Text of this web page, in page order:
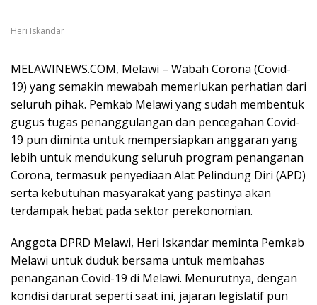
Heri Iskandar
MELAWINEWS.COM, Melawi – Wabah Corona (Covid-
19) yang semakin mewabah memerlukan perhatian dari
seluruh pihak. Pemkab Melawi yang sudah membentuk
gugus tugas penanggulangan dan pencegahan Covid-
19 pun diminta untuk mempersiapkan anggaran yang
lebih untuk mendukung seluruh program penanganan
Corona, termasuk penyediaan Alat Pelindung Diri (APD)
serta kebutuhan masyarakat yang pastinya akan
terdampak hebat pada sektor perekonomian.
Anggota DPRD Melawi, Heri Iskandar meminta Pemkab
Melawi untuk duduk bersama untuk membahas
penanganan Covid-19 di Melawi. Menurutnya, dengan
kondisi darurat seperti saat ini, jajaran legislatif pun